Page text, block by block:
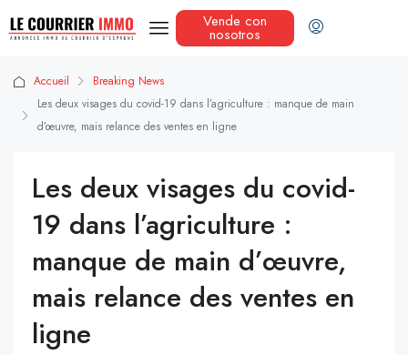
Vende con
nosotros
Accueil
Breaking News
Les deux visages du covid-19 dans l’agriculture : manque de main
d’œuvre, mais relance des ventes en ligne
Les deux visages du covid-
19 dans l’agriculture :
manque de main d’œuvre,
mais relance des ventes en
ligne